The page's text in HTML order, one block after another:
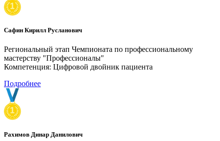
Сафин Кирилл Русланович
Региональный этап Чемпионата по профессиональному
мастерству "Профессионалы"
Компетенция: Цифровой двойник пациента
Подробнее
Рахимов Динар Данилович